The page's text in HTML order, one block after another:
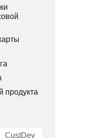
продукта
CustDev